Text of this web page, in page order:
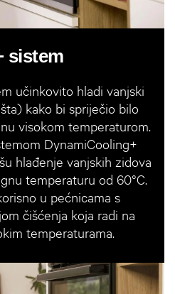
sistem
učinkovito hladi vanjski
kako bi spriječio bilo
visokom temperaturom.
DynamiCooling+
hlađenje vanjskih zidova
temperaturu od 60°C.
u pećnicama s
čišćenja koja radi na
temperaturama.